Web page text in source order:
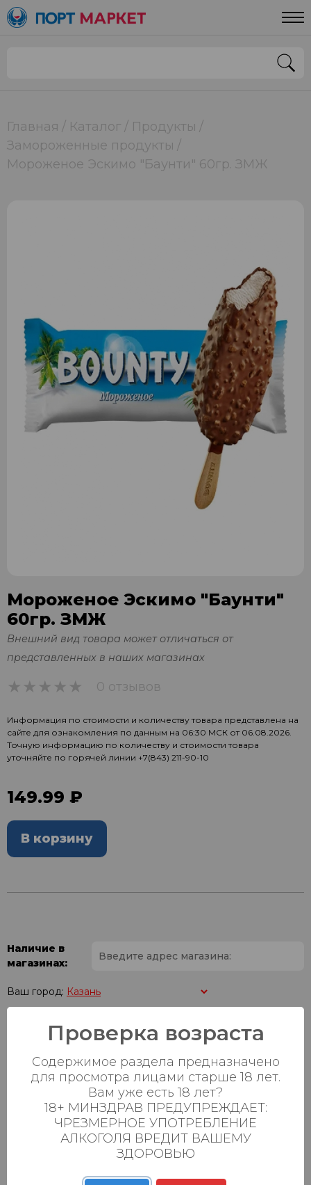
Главная Каталог
Продукты
Замороженные продукты
Мороженое Эскимо "Баунти" 60гр. ЗМЖ
Мороженое Эскимо "Баунти"
60гр. ЗМЖ
Внешний вид товара может отличаться от
представленных в наших магазинах
0 отзывов
Информация по стоимости и количеству товара представлена на
сайте для ознакомления по данным на 06:30 МСК от 06.08.2026.
Точную информацию по количеству и стоимости товара
уточняйте по горячей линии +7(843) 211-90-10
149.99 ₽
В корзину
Наличие в
магазинах:
Ваш город:
Батыршина 20Б
Пн-Вс с 08:00 до
23:00
34 шт.
Магистральная 22д
Пн-Вс с 08:00 до
23:00
9 шт.
Осиновская 2В,
Пестрецы
Пн-Вс с 09:00 до
23:00
20 шт.
Пн-Вс с 09:00 до
23:00
Проверка возраста
Содержимое раздела предназначено
для просмотра лицами старше 18 лет.
Вам уже есть 18 лет?
18+ МИНЗДРАВ ПРЕДУПРЕЖДАЕТ:
ЧРЕЗМЕРНОЕ УПОТРЕБЛЕНИЕ
АЛКОГОЛЯ ВРЕДИТ ВАШЕМУ
ЗДОРОВЬЮ